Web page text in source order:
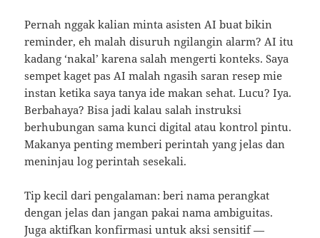
Pernah nggak kalian minta asisten AI buat bikin
reminder, eh malah disuruh ngilangin alarm? AI itu
kadang ‘nakal’ karena salah mengerti konteks. Saya
sempet kaget pas AI malah ngasih saran resep mie
instan ketika saya tanya ide makan sehat. Lucu? Iya.
Berbahaya? Bisa jadi kalau salah instruksi
berhubungan sama kunci digital atau kontrol pintu.
Makanya penting memberi perintah yang jelas dan
meninjau log perintah sesekali.
Tip kecil dari pengalaman: beri nama perangkat
dengan jelas dan jangan pakai nama ambiguitas.
Juga aktifkan konfirmasi untuk aksi sensitif —